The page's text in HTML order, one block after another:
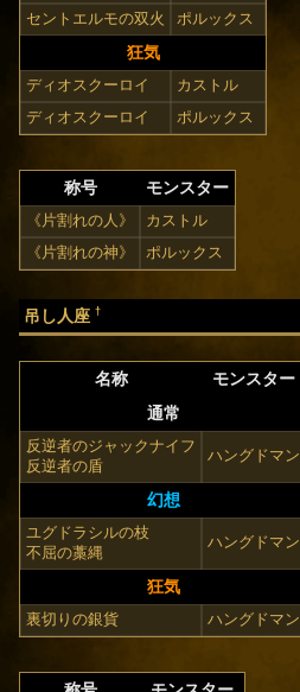
セントエルモの双火
ポルックス
狂気
ディオスクーロイ
カストル
ディオスクーロイ
ポルックス
称号 モンスター
《片割れの人》
カストル
《片割れの神》
ポルックス
吊し人座 †
名称
モンスター
通常
反逆者のジャックナイフ
反逆者の盾
ハングドマン
幻想
ユグドラシルの枝
不屈の藁縄
ハングドマン
狂気
裏切りの銀貨 ハングドマン